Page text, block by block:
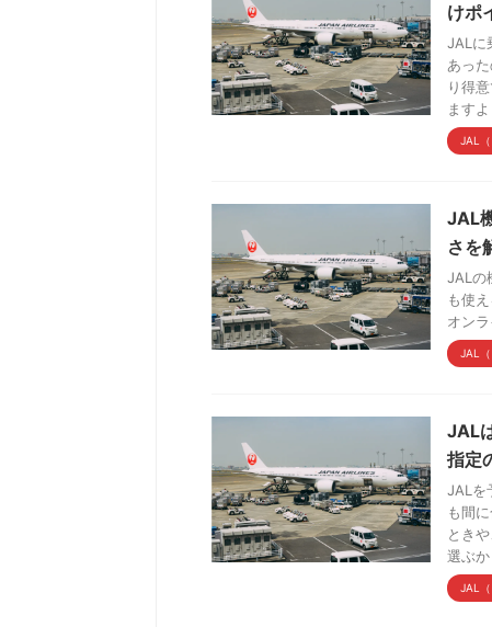
けポ
JALに
あっ
り得
ます
JAL（
JAL
さを
JALの
も使
オン
JAL（
JAL
指定
JALを
も間
とき
選ぶ
JAL（